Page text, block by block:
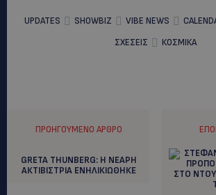
UPDATES SHOWBIZ VIBE NEWS
ΣΧΕΣΕΙΣ
ΚΟΣΜΙΚΑ
ΠΡΟΗΓΟΎΜΕΝΟ ΆΡΘΡΟ
GRETA THUNBERG: H NEAΡΗ
ΑΚΤΙΒΙΣΤΡΙΑ ΕΝΗΛΙΚΙΩΘΗΚΕ